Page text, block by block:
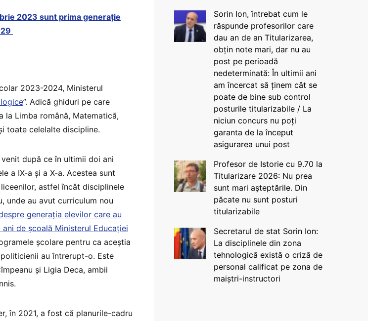
2023 sunt prima generație
2023-2024, Ministerul
”. Adică ghiduri pe care
la Limba română, Matematică,
toate celelalte discipline.
după ce în ultimii doi ani
a IX-a și a X-a. Acestea sunt
astfel încât disciplinele
unde au avut curriculum nou
generația elevilor care au
de școală Ministerul Educației
școlare pentru ca aceștia
au întrerupt-o. Este
și Ligia Deca, ambii
în 2021, a fost că planurile-cadru
Sorin Ion, întrebat cum le
răspunde profesorilor care
dau an de an Titularizarea,
obțin note mari, dar nu au
post pe perioadă
nedeterminată: În ultimii ani
am încercat să ținem cât se
poate de bine sub control
posturile titularizabile / La
niciun concurs nu poți
garanta de la început
asigurarea unui post
Profesor de Istorie cu 9.70 la
Titularizare 2026: Nu prea
sunt mari așteptările. Din
păcate nu sunt posturi
titularizabile
Secretarul de stat Sorin Ion:
La disciplinele din zona
tehnologică există o criză de
personal calificat pe zona de
maiștri-instructori